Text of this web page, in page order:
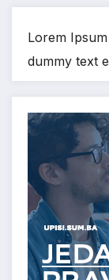
Lorem
dummy text